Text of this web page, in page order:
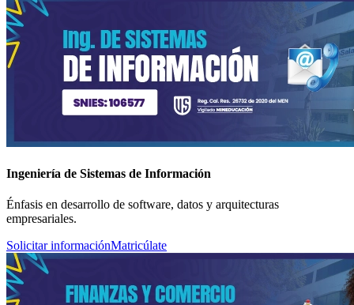
Ingeniería de Sistemas de Información
Énfasis en desarrollo de software, datos y arquitecturas
empresariales.
Solicitar informaciónMatricúlate